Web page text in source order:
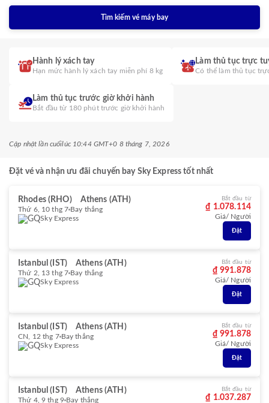
Tìm kiếm vé máy bay
Hành lý xách tay
Hạn mức hành lý xách tay miễn phí 8 kg
Làm thủ tục trực
Có thể làm thủ tục
Làm thủ tục trước giờ khởi hành
Bắt đầu từ 180 phút trước giờ khởi hành
Cập nhật lần cuốilúc 10:44 GMT+0 8 tháng 7, 2026
Đặt vé và nhận ưu đãi chuyến bay Sky Express tốt nhất
Rhodes (RHO) Athens (ATH)
Thứ 6, 10 thg 7 Bay thẳng
Sky Express
Bắt đầu từ
₫ 1.078.114
Giá/ Người
Đặt
Istanbul (IST) Athens (ATH)
Thứ 2, 13 thg 7 Bay thẳng
Sky Express
Bắt đầu từ
₫ 991.878
Giá/ Người
Đặt
Istanbul (IST) Athens (ATH)
CN, 12 thg 7 Bay thẳng
Sky Express
Bắt đầu từ
₫ 991.878
Giá/ Người
Đặt
Istanbul (IST) Athens (ATH)
Thứ 4, 9 thg 9 Bay thẳng
Bắt đầu từ
₫ 1.037.287